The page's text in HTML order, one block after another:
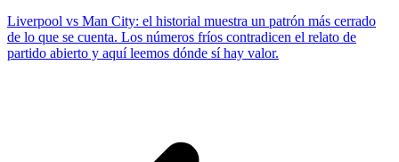
Liverpool vs Man City: el historial muestra un patrón más cerrado
de lo que se cuenta. Los números fríos contradicen el relato de
partido abierto y aquí leemos dónde sí hay valor.